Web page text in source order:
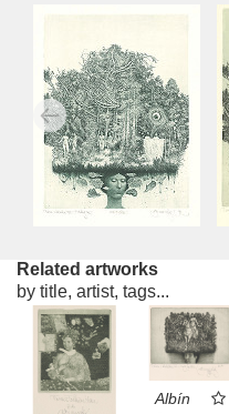
Related artworks
by title, artist, tags...
Albín